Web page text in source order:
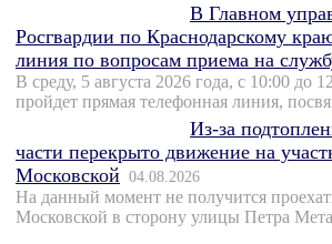
В Главном
Росгвардии по Краснодарскому
линия по вопросам приема на
В среду, 5 августа 2026 года, с 10:00 до
пройдет прямая телефонная линия,
Из-за
части перекрыто движение на
Московской 04.08.2026
На данный момент не получится
Московской в сторону улицы Петра